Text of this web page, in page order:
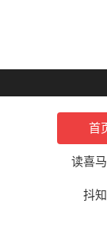
首
读喜
抖